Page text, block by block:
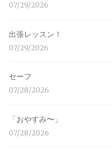
07/29/2026
出張レッスン！
07/29/2026
セーフ
07/28/2026
「おやすみ〜」
07/28/2026